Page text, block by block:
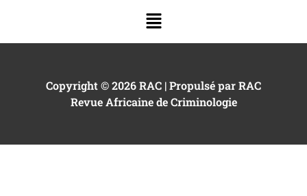
Copyright © 2026 RAC | Propulsé par RAC
Revue Africaine de Criminologie